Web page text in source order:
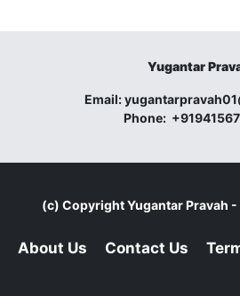
Yugantar
Email:
Phone:
(c) CopyrightYugantar Pravah -
About Us Contact Us